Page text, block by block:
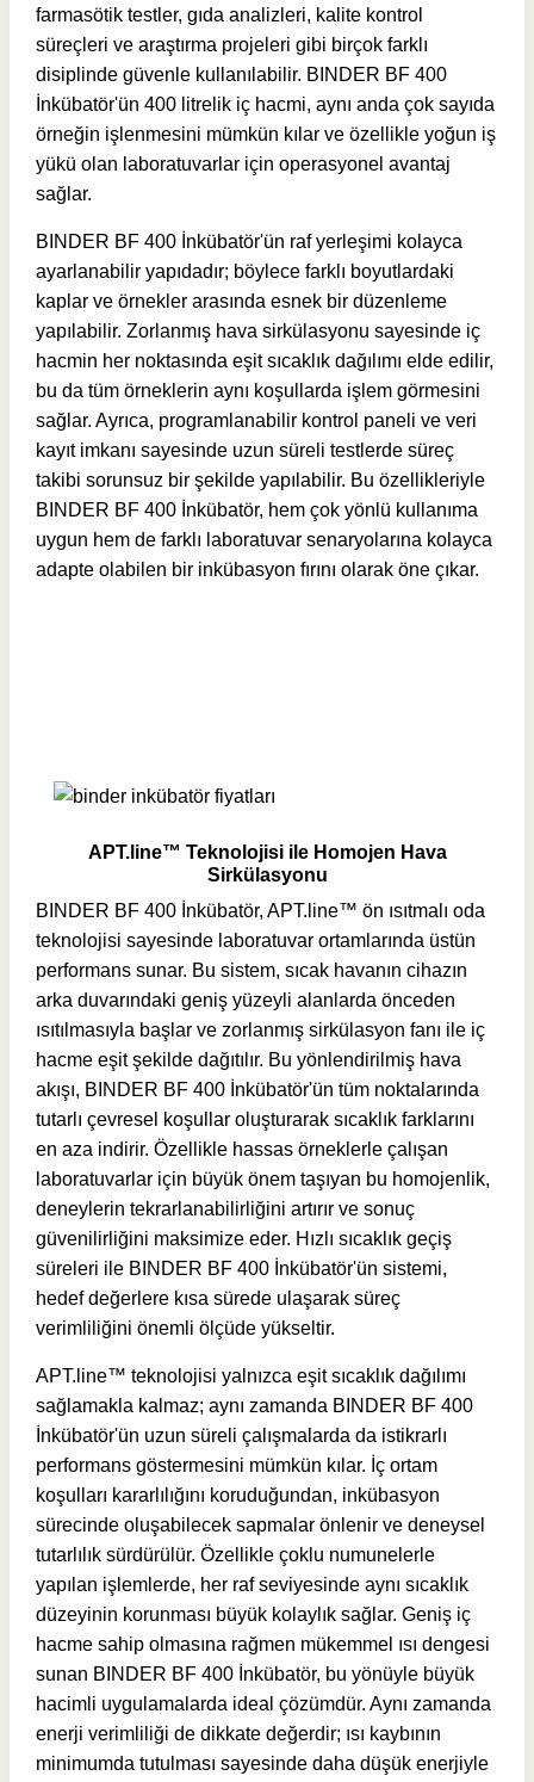
farmasötik testler, gıda analizleri, kalite kontrol
süreçleri ve araştırma projeleri gibi birçok farklı
disiplinde güvenle kullanılabilir. BINDER BF 400
İnkübatör'ün 400 litrelik iç hacmi, aynı anda çok sayıda
örneğin işlenmesini mümkün kılar ve özellikle yoğun iş
yükü olan laboratuvarlar için operasyonel avantaj
sağlar.
BINDER BF 400 İnkübatör'ün raf yerleşimi kolayca
ayarlanabilir yapıdadır; böylece farklı boyutlardaki
kaplar ve örnekler arasında esnek bir düzenleme
yapılabilir. Zorlanmış hava sirkülasyonu sayesinde iç
hacmin her noktasında eşit sıcaklık dağılımı elde edilir,
bu da tüm örneklerin aynı koşullarda işlem görmesini
sağlar. Ayrıca, programlanabilir kontrol paneli ve veri
kayıt imkanı sayesinde uzun süreli testlerde süreç
takibi sorunsuz bir şekilde yapılabilir. Bu özellikleriyle
BINDER BF 400 İnkübatör, hem çok yönlü kullanıma
uygun hem de farklı laboratuvar senaryolarına kolayca
adapte olabilen bir inkübasyon fırını olarak öne çıkar.
APT.line™ Teknolojisi ile Homojen Hava
Sirkülasyonu
BINDER BF 400 İnkübatör, APT.line™ ön ısıtmalı oda
teknolojisi sayesinde laboratuvar ortamlarında üstün
performans sunar. Bu sistem, sıcak havanın cihazın
arka duvarındaki geniş yüzeyli alanlarda önceden
ısıtılmasıyla başlar ve zorlanmış sirkülasyon fanı ile iç
hacme eşit şekilde dağıtılır. Bu yönlendirilmiş hava
akışı, BINDER BF 400 İnkübatör'ün tüm noktalarında
tutarlı çevresel koşullar oluşturarak sıcaklık farklarını
en aza indirir. Özellikle hassas örneklerle çalışan
laboratuvarlar için büyük önem taşıyan bu homojenlik,
deneylerin tekrarlanabilirliğini artırır ve sonuç
güvenilirliğini maksimize eder. Hızlı sıcaklık geçiş
süreleri ile BINDER BF 400 İnkübatör'ün sistemi,
hedef değerlere kısa sürede ulaşarak süreç
verimliliğini önemli ölçüde yükseltir.
APT.line™ teknolojisi yalnızca eşit sıcaklık dağılımı
sağlamakla kalmaz; aynı zamanda BINDER BF 400
İnkübatör'ün uzun süreli çalışmalarda da istikrarlı
performans göstermesini mümkün kılar. İç ortam
koşulları kararlılığını koruduğundan, inkübasyon
sürecinde oluşabilecek sapmalar önlenir ve deneysel
tutarlılık sürdürülür. Özellikle çoklu numunelerle
yapılan işlemlerde, her raf seviyesinde aynı sıcaklık
düzeyinin korunması büyük kolaylık sağlar. Geniş iç
hacme sahip olmasına rağmen mükemmel ısı dengesi
sunan BINDER BF 400 İnkübatör, bu yönüyle büyük
hacimli uygulamalarda ideal çözümdür. Aynı zamanda
enerji verimliliği de dikkate değerdir; ısı kaybının
minimumda tutulması sayesinde daha düşük enerjiyle